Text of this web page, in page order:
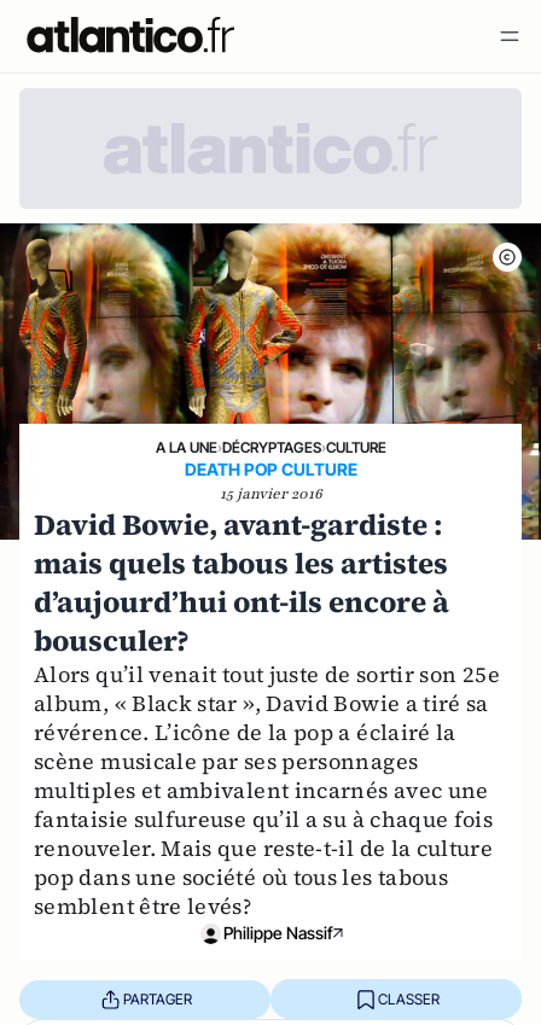
A LA UNE›DÉCRYPTAGES›CULTURE
DEATH POP CULTURE
15 janvier 2016
David Bowie, avant-gardiste :
mais quels tabous les artistes
d’aujourd’hui ont-ils encore à
bousculer?
Alors qu’il venait tout juste de sortir son 25e
album, « Black star », David Bowie a tiré sa
révérence. L’icône de la pop a éclairé la
scène musicale par ses personnages
multiples et ambivalent incarnés avec une
fantaisie sulfureuse qu’il a su à chaque fois
renouveler. Mais que reste-t-il de la culture
pop dans une société où tous les tabous
semblent être levés?
Philippe Nassif
PARTAGER CLASSER